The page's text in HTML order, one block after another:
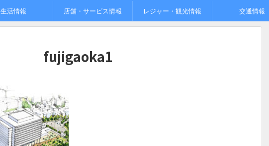
生活情報 店舗・サービス情報 レジャー・観光情報 交通情報
fujigaoka1